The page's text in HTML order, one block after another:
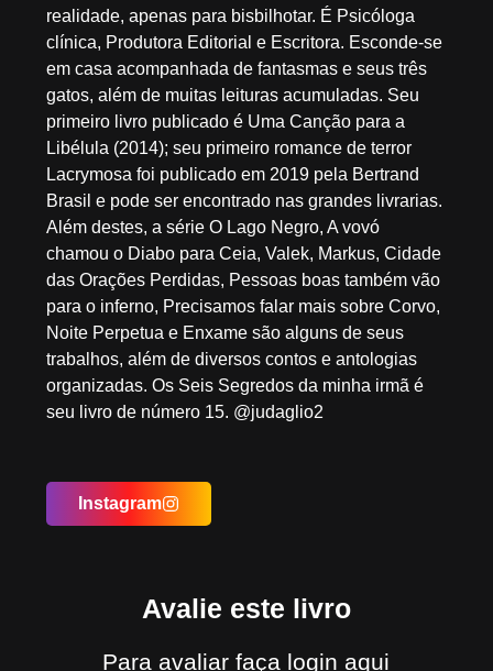
realidade, apenas para bisbilhotar. É Psicóloga
clínica, Produtora Editorial e Escritora. Esconde-se
em casa acompanhada de fantasmas e seus três
gatos, além de muitas leituras acumuladas. Seu
primeiro livro publicado é Uma Canção para a
Libélula (2014); seu primeiro romance de terror
Lacrymosa foi publicado em 2019 pela Bertrand
Brasil e pode ser encontrado nas grandes livrarias.
Além destes, a série O Lago Negro, A vovó
chamou o Diabo para Ceia, Valek, Markus, Cidade
das Orações Perdidas, Pessoas boas também vão
para o inferno, Precisamos falar mais sobre Corvo,
Noite Perpetua e Enxame são alguns de seus
trabalhos, além de diversos contos e antologias
organizadas. Os Seis Segredos da minha irmã é
seu livro de número 15. @judaglio2
Instagram
Avalie este livro
Para avaliarfaça login aqui